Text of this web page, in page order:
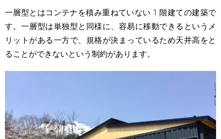
一層型とはコンテナを積み重ねていない 1 階建ての建築で
す。一層型は単独型と同様に、容易に移動できるというメ
リットがある一方で、規格が決まっているため天井高をと
ることができないという制約があります。